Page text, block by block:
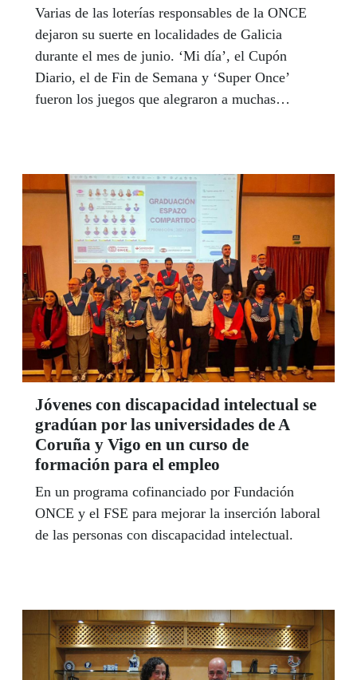
Varias de las loterías responsables de la ONCE
dejaron su suerte en localidades de Galicia
durante el mes de junio. ‘Mi día’, el Cupón
Diario, el de Fin de Semana y ‘Super Once’
fueron los juegos que alegraron a muchas
Jóvenes con discapacidad intelectual se
gradúan por las universidades de A
Coruña y Vigo en un curso de
formación para el empleo
En un programa cofinanciado por Fundación
ONCE y el FSE para mejorar la inserción laboral
de las personas con discapacidad intelectual.